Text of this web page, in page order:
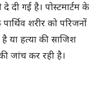
दी गई है। पोस्टमार्टम के
शरीर को परिजनों
है या हत्या की साजिश
जांच कर रही है।